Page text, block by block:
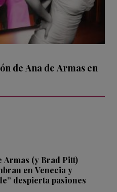
de Ana de Armas en
Armas (y Brad Pitt)
en Venecia y
despierta pasiones